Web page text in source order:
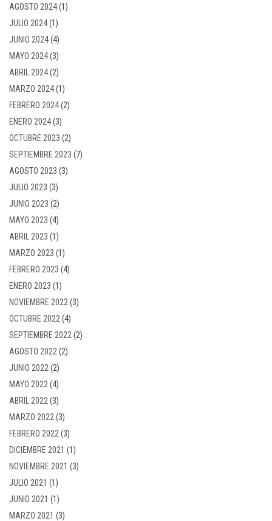
AGOSTO 2024(1)
JULIO 2024(1)
JUNIO 2024(4)
MAYO 2024(3)
ABRIL 2024(2)
MARZO 2024(1)
FEBRERO 2024(2)
ENERO 2024(3)
OCTUBRE 2023 (2)
SEPTIEMBRE 2023 (7)
AGOSTO 2023 (3)
JULIO 2023 (3)
JUNIO 2023 (2)
MAYO 2023 (4)
ABRIL 2023 (1)
MARZO 2023 (1)
FEBRERO 2023 (4)
ENERO 2023 (1)
NOVIEMBRE 2022 (3)
OCTUBRE 2022 (4)
SEPTIEMBRE 2022 (2)
AGOSTO 2022 (2)
JUNIO 2022 (2)
MAYO 2022 (4)
ABRIL 2022 (3)
MARZO 2022 (3)
FEBRERO 2022 (3)
DICIEMBRE 2021 (1)
NOVIEMBRE 2021 (3)
JULIO 2021 (1)
JUNIO 2021 (1)
MARZO 2021 (3)